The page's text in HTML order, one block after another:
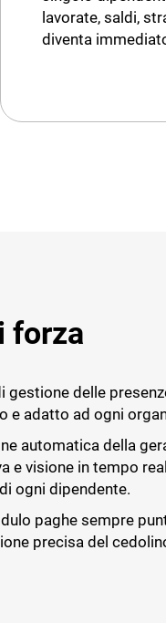
lavorate, saldi,
diventa
forza
gestione delle
e adatto ad ogni
automatica della
e visione in tempo
ogni dipendente.
paghe sempre
precisa del